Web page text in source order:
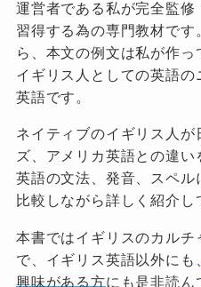
運営者である私が完全監
習得する為の専門教材で
ら、本文の例文は私が作
イギリス人としての英語
英語です。
ネイティブのイギリス人
ズ、アメリカ英語との違
英語の文法、発音、スペル
比較しながら詳しく紹介し
本書ではイギリスのカル
で、イギリス英語以外にも
興味がある方にも是非読ん